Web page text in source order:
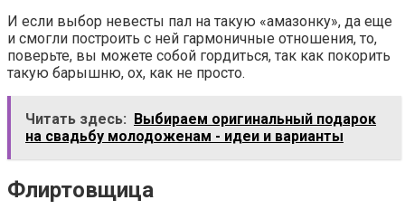
И если выбор невесты пал на такую «амазонку», да еще
и смогли построить с ней гармоничные отношения, то,
поверьте, вы можете собой гордиться, так как покорить
такую барышню, ох, как не просто.
Читать здесь: Выбираем оригинальный подарок
на свадьбу молодоженам - идеи и варианты
Флиртовщица